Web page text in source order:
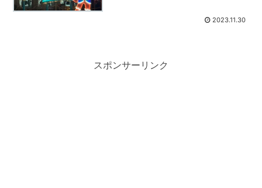
2023.11.30
スポンサーリンク